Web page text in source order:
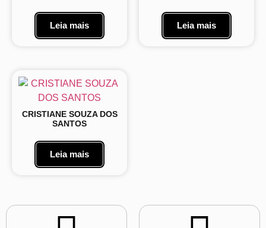
Leia mais Leia mais
CRISTIANE SOUZA DOS
SANTOS
Leia mais